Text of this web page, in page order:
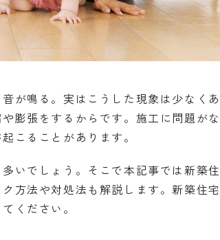
が鳴る。実はこうした現象は少なくあ
膨張をするからです。施工に問題がな
こることがあります。
いでしょう。そこで本記事では新築住
方法や対処法も解説します。新築住宅
ください。